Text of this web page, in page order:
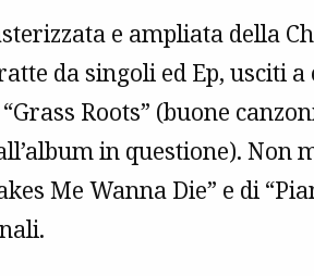
e ampliata della
da singoli ed Ep, usciti
“Grass Roots” (buone
in questione). Non
Me Wanna Die” e di